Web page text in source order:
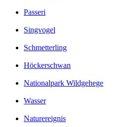
Passeri
Singvogel
Schmetterling
Höckerschwan
Nationalpark Wildgehege
Wasser
Naturereignis